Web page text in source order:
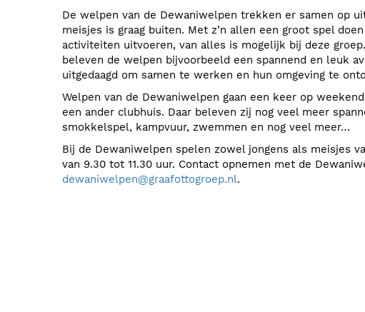
De welpen van de Dewaniwelpen trekken er samen op
meisjes is graag buiten. Met z’n allen een groot spel
activiteiten uitvoeren, van alles is mogelijk bij deze
beleven de welpen bijvoorbeeld een spannend en leuk
uitgedaagd om samen te werken en hun omgeving te
Welpen van de Dewaniwelpen gaan een keer op
een ander clubhuis. Daar beleven zij nog veel meer
smokkelspel, kampvuur, zwemmen en nog veel meer…
Bij de Dewaniwelpen spelen zowel jongens als meisjes
van 9.30 tot 11.30 uur. Contact opnemen met de
dewaniwelpen@graafottogroep.nl.